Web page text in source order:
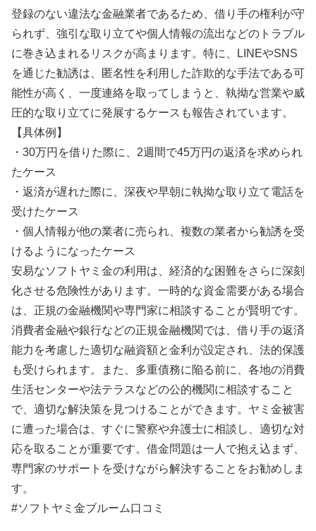
登録のない違法な金融業者であるため、借り手の権利が守
られず、強引な取り立てや個人情報の流出などのトラブル
に巻き込まれるリスクが高まります。特に、LINEやSNS
を通じた勧誘は、匿名性を利用した詐欺的な手法である可
能性が高く、一度連絡を取ってしまうと、執拗な営業や威
圧的な取り立てに発展するケースも報告されています。
【具体例】
・30万円を借りた際に、2週間で45万円の返済を求められ
たケース
・返済が遅れた際に、深夜や早朝に執拗な取り立て電話を
受けたケース
・個人情報が他の業者に売られ、複数の業者から勧誘を受
けるようになったケース
安易なソフトヤミ金の利用は、経済的な困難をさらに深刻
化させる危険性があります。一時的な資金需要がある場合
は、正規の金融機関や専門家に相談することが賢明です。
消費者金融や銀行などの正規金融機関では、借り手の返済
能力を考慮した適切な融資額と金利が設定され、法的保護
も受けられます。また、多重債務に陥る前に、各地の消費
生活センターや法テラスなどの公的機関に相談すること
で、適切な解決策を見つけることができます。ヤミ金被害
に遭った場合は、すぐに警察や弁護士に相談し、適切な対
応を取ることが重要です。借金問題は一人で抱え込まず、
専門家のサポートを受けながら解決することをお勧めしま
す。
#ソフトヤミ金ブルーム口コミ